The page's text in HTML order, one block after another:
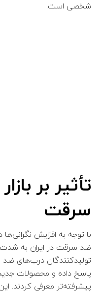
شخصی است.
تأثیر بر
سرقت
با توجه به افزایش
ضد سرقت در ایران به شدت
تولیدکنندگان درب‌های
پاسخ داده و محصولات
پیشرفته‌تر معرفی کردند.